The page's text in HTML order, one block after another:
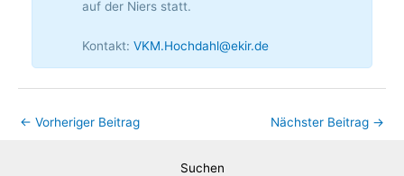
auf der Niers statt.
Kontakt: VKM.Hochdahl@ekir.de
← Vorheriger Beitrag Nächster Beitrag →
Suchen